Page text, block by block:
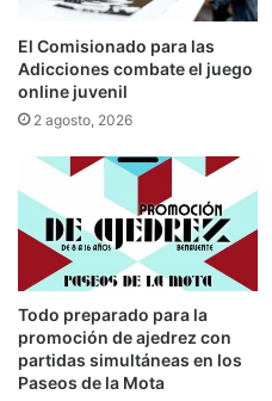
El Comisionado para las
Adicciones combate el juego
online juvenil
2 agosto, 2026
Todo preparado para la
promoción de ajedrez con
partidas simultáneas en los
Paseos de la Mota